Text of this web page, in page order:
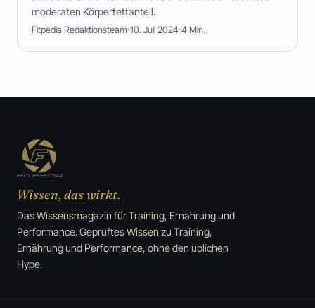
moderaten Körperfettanteil.
Fitpedia Redaktionsteam 10. Juli 2024 4 Min.
Wissen, das wirkt.
Das Wissensmagazin für Training, Ernährung und
Performance. Geprüftes Wissen zu Training,
Ernährung und Performance, ohne den üblichen
Hype.